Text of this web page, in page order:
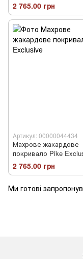
2 765.00 грн
Артикул: 00000044434
Махрове жакардове
покривало Pike
2 765.00 грн
Ми готові